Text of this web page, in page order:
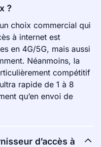
?
choix commercial qui
à internet est
en 4G/5G, mais aussi
Néanmoins, la
compétitif
rapide de 1 à 8
qu’en envoi de
d’accès à